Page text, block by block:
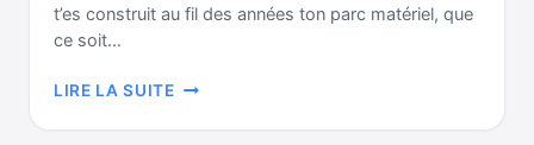
t’es construit au fil des années ton parc matériel, que
ce soit…
LIRE LA SUITELE
DU